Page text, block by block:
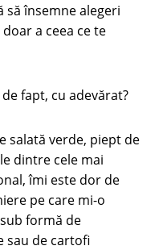
însemne alegeri
a ceea ce te
fapt, cu adevărat?
salată verde, piept de
dintre cele mai
îmi este dor de
pe care mi-o
formă de
sau de cartofi